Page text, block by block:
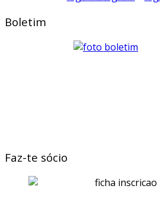
Boletim
Faz-te sócio